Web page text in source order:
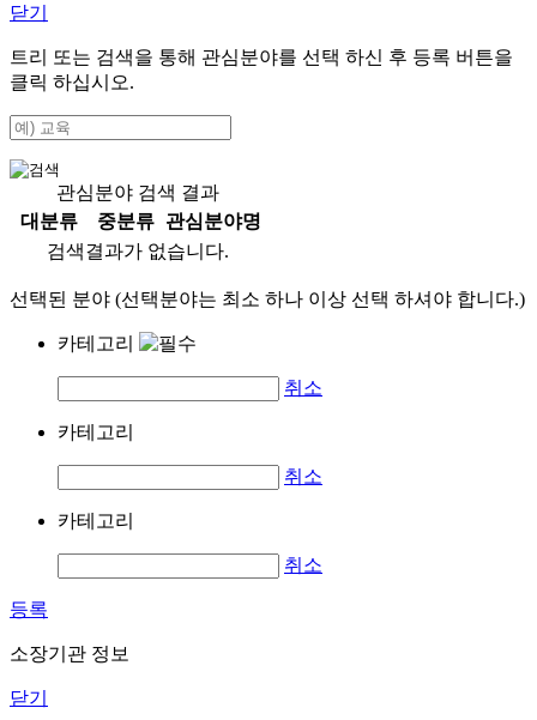
닫기
트리 또는 검색을 통해 관심분야를 선택 하신 후 등록 버튼을
클릭 하십시오.
관심분야 검색 결과
대분류
중분류
관심분야명
검색결과가 없습니다.
선택된 분야 (선택분야는 최소 하나 이상 선택 하셔야 합니다.)
카테고리
취소
카테고리
취소
카테고리
취소
등록
소장기관 정보
닫기